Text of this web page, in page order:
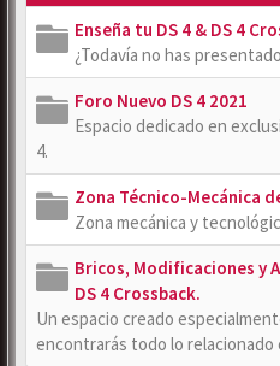
Enseña tu DS 4 & DS 4
¿Todavía no has
Foro Nuevo DS 4 2021
Espacio dedicado en
4.
Zona Técnico-Mecánica
Zona mecánica y
Bricos, Modificaciones y
DS 4 Crossback.
Un espacio creado
encontrarás todo lo relacionado